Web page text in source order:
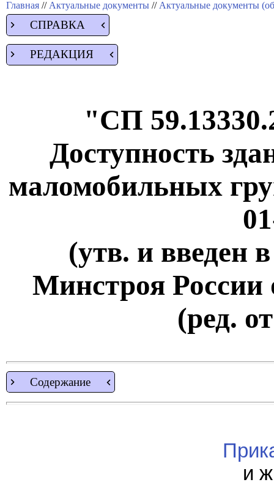
Главная // Актуальные документы // Актуальные документы
СПРАВКА
РЕДАКЦИЯ
"СП
Доступность
маломобильных
(утв. и введен
Минстроя России
(ред.
Содержание
и